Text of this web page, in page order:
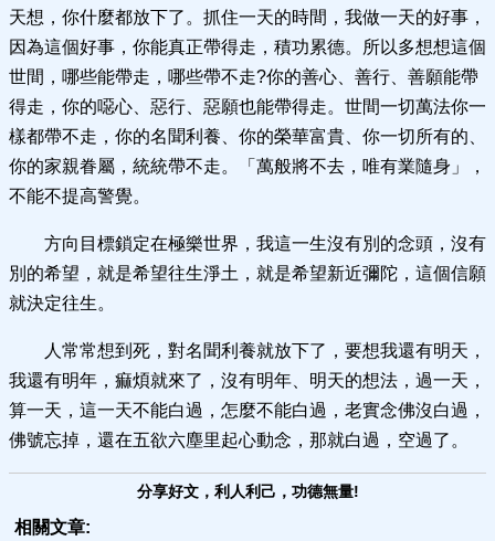
天想，你什麼都放下了。抓住一天的時間，我做一天的好事，
因為這個好事，你能真正帶得走，積功累德。所以多想想這個
世間，哪些能帶走，哪些帶不走?你的善心、善行、善願能帶
得走，你的噁心、惡行、惡願也能帶得走。世間一切萬法你一
樣都帶不走，你的名聞利養、你的榮華富貴、你一切所有的、
你的家親眷屬，統統帶不走。「萬般將不去，唯有業隨身」，
不能不提高警覺。
方向目標鎖定在極樂世界，我這一生沒有別的念頭，沒有
別的希望，就是希望往生淨土，就是希望新近彌陀，這個信願
就決定往生。
人常常想到死，對名聞利養就放下了，要想我還有明天，
我還有明年，痲煩就來了，沒有明年、明天的想法，過一天，
算一天，這一天不能白過，怎麼不能白過，老實念佛沒白過，
佛號忘掉，還在五欲六塵里起心動念，那就白過，空過了。
分享好文，利人利己，功德無量!
相關文章: